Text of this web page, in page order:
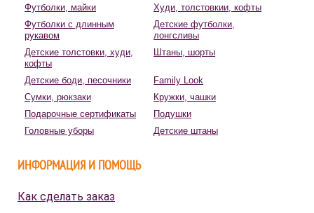
Футболки, майки
Худи, толстовкии, кофты
Футболки с длинным
рукавом
Детские футболки,
лонгсливы
Детские толстовки, худи,
кофты
Штаны, шорты
Детские боди, песочники
Family Look
Сумки, рюкзаки
Кружки, чашки
Подарочные сертификаты
Подушки
Головные уборы
Детские штаны
ИНФОРМАЦИЯ И ПОМОЩЬ
Как сделать заказ